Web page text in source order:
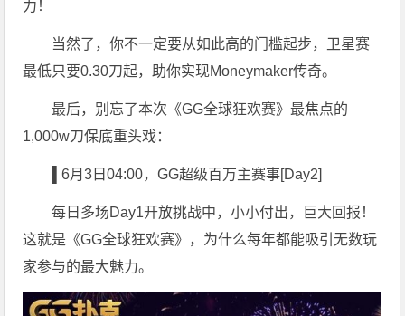
力！
当然了，你不一定要从如此高的门槛起步，卫星赛
最低只要0.30刀起，助你实现Moneymaker传奇。
最后，别忘了本次《GG全球狂欢赛》最焦点的
1,000w刀保底重头戏：
▌6月3日04:00，GG超级百万主赛事[Day2]
每日多场Day1开放挑战中，小小付出，巨大回报！
这就是《GG全球狂欢赛》，为什么每年都能吸引无数玩
家参与的最大魅力。